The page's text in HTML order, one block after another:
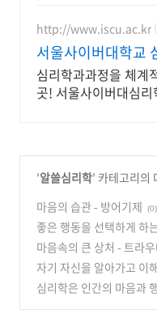
득!
http://www.iscu.ac.kr
서울사이버대학교
2026 가을학기 신
심리학과과정을 체계
곳! 서울사이버대심
'알쓸심리학' 카테고리의
마음의 습관 - 방어기제
(0)
좋은 행동을 선택하게 하
마음속의 큰 상처 - 트라
자기 자신을 알아가고 이
심리학은 인간의 마음과